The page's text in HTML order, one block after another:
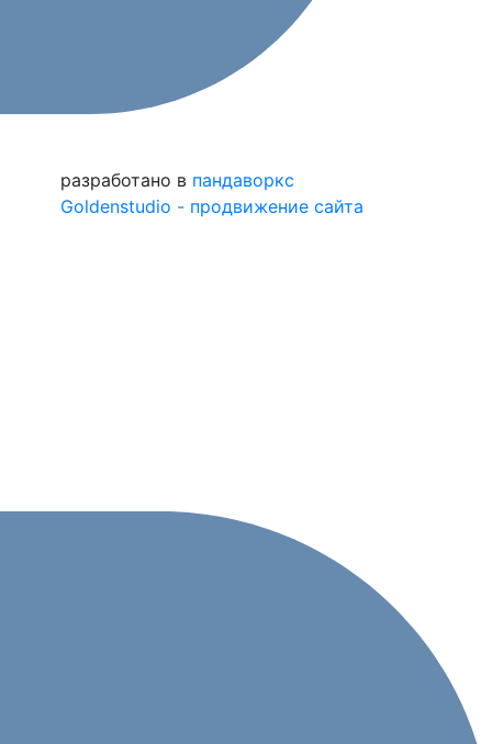
разработано в пандаворкс
Goldenstudio - продвижение сайта